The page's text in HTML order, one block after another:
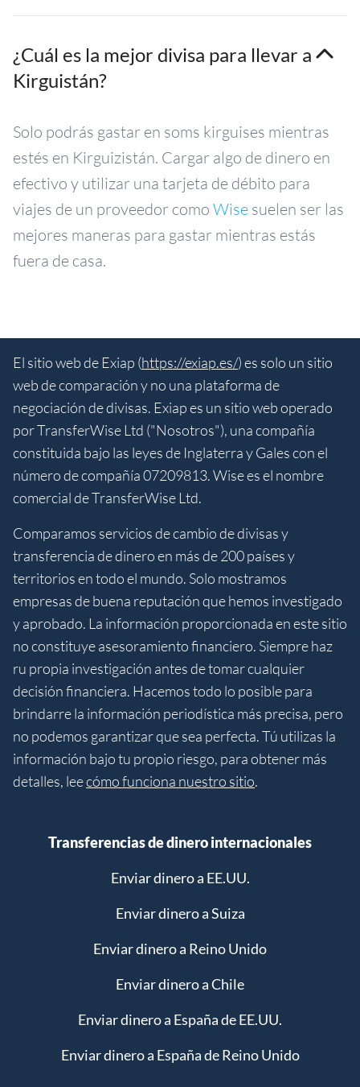
¿Cuál es la mejor divisa para llevar a
Kirguistán?
Solo podrás gastar en soms kirguises mientras
estés en Kirguizistán. Cargar algo de dinero en
efectivo y utilizar una tarjeta de débito para
viajes de un proveedor como Wise suelen ser las
mejores maneras para gastar mientras estás
fuera de casa.
El sitio web de Exiap (https://exiap.es/) es solo un sitio
web de comparación y no una plataforma de
negociación de divisas. Exiap es un sitio web operado
por TransferWise Ltd ("Nosotros"), una compañía
constituida bajo las leyes de Inglaterra y Gales con el
número de compañía 07209813. Wise es el nombre
comercial de TransferWise Ltd.
Comparamos servicios de cambio de divisas y
transferencia de dinero en más de 200 países y
territorios en todo el mundo. Solo mostramos
empresas de buena reputación que hemos investigado
y aprobado. La información proporcionada en este sitio
no constituye asesoramiento financiero. Siempre haz
ru propia investigación antes de tomar cualquier
decisión financiera. Hacemos todo lo posible para
brindarre la información periodística más precisa, pero
no podemos garantizar que sea perfecta. Tú utilizas la
información bajo tu propio riesgo, para obtener más
detalles, leecómo funciona nuestro sitio.
Transferencias de dinero internacionales
Enviar dinero a EE.UU.
Enviar dinero a Suiza
Enviar dinero a Reino Unido
Enviar dinero a Chile
Enviar dinero a España de EE.UU.
Enviar dinero a España de Reino Unido